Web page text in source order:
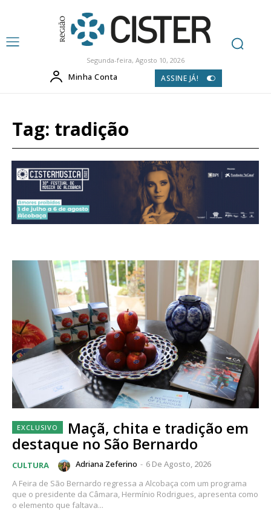
Segunda-feira, Agosto 10, 2026
Minha Conta ASSINE JÁ!
Tag: tradição
Maçã, chita e tradição em
destaque no São Bernardo
CULTURA Adriana Zeferino - 6 De Agosto, 2026
A Feira de São Bernardo regressa a Alcobaça com um programa
que o presidente da Câmara, Hermínio Rodrigues, apresenta como
o elemento que faltava...